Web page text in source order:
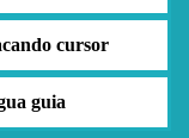
cursor
guia
Arquivo
Diário União